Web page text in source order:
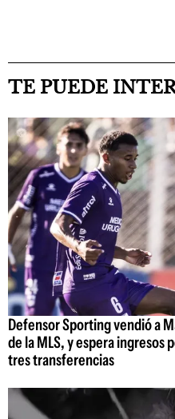
TE PUEDE
Defensor Sporting vendió a
de la MLS, y espera ingresos
tres transferencias